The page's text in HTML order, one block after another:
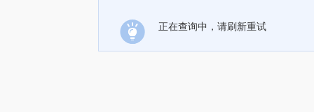
正在查询中，请刷新重试